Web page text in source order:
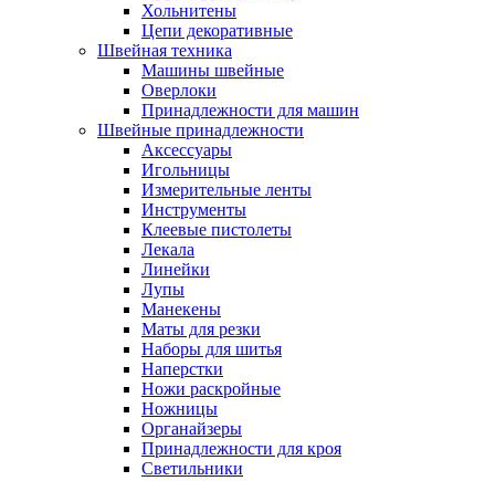
Хольнитены
Цепи декоративные
Швейная техника
Машины швейные
Оверлоки
Принадлежности для машин
Швейные принадлежности
Аксессуары
Игольницы
Измерительные ленты
Инструменты
Клеевые пистолеты
Лекала
Линейки
Лупы
Манекены
Маты для резки
Наборы для шитья
Наперстки
Ножи раскройные
Ножницы
Органайзеры
Принадлежности для кроя
Светильники